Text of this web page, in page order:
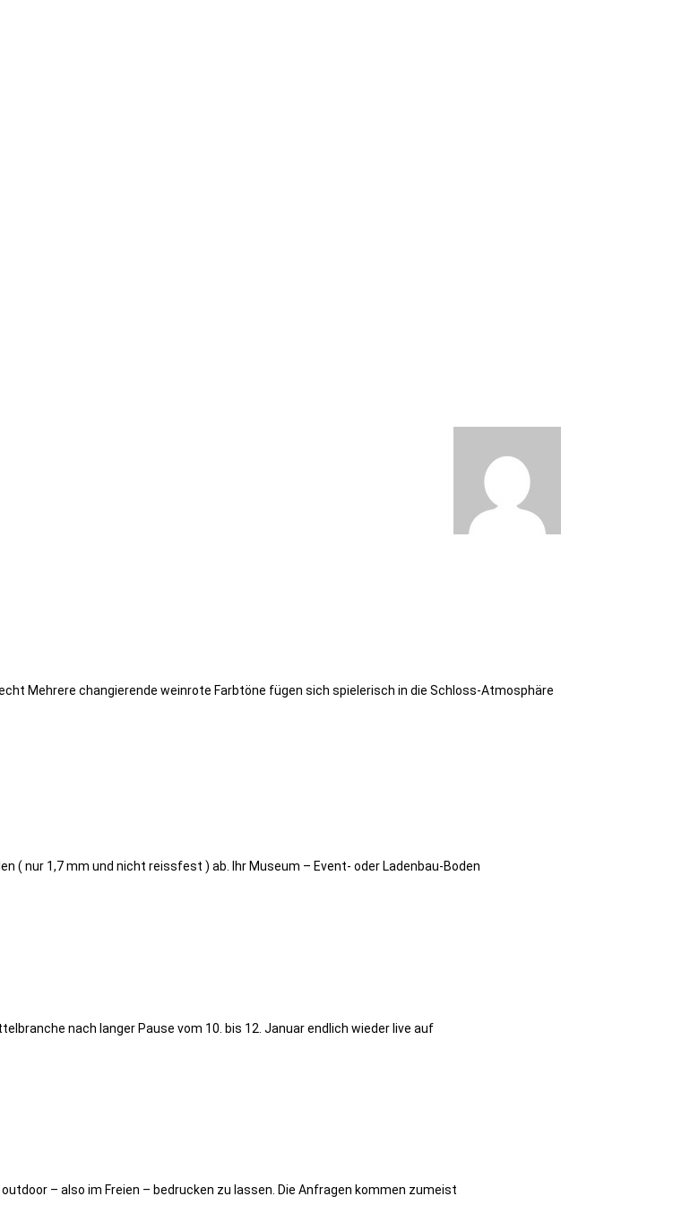
Mehrere changierende weinrote Farbtöne fügen sich spielerisch in die Schloss-Atmosphäre
( nur 1,7 mm und nicht reissfest ) ab. Ihr Museum – Event- oder Ladenbau-Boden
nach langer Pause vom 10. bis 12. Januar endlich wieder live auf
– also im Freien – bedrucken zu lassen. Die Anfragen kommen zumeist